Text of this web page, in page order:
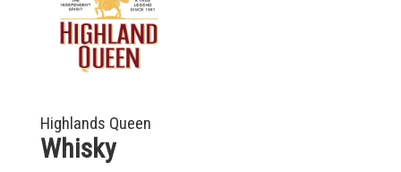
Highlands Queen
Whisky